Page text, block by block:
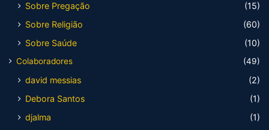
Sobre Pregação
(15)
Sobre Religião
(60)
Sobre Saúde
(10)
Colaboradores (49)
david messias
(2)
Debora Santos
(1)
djalma
(1)